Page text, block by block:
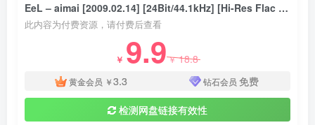
EeL – aimai [2009.02.14] [24Bit/44.1kHz] [Hi-Res Flac 195MB]
此内容为付费资源，请付费后查看
￥ 9.9￥18.8
黄金会员 ￥3.3 钻石会员 免费
检测网盘链接有效性